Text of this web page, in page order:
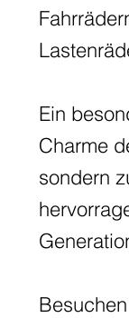
Ein
Charme
sondern